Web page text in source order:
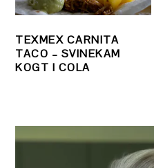
TEXMEX CARNITA
TACO – SVINEKAM
KOGT I COLA
PRIMÆR